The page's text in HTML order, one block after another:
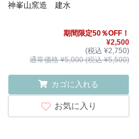
神峯山窯造 建水
期間限定50％OFF！
¥2,500
(税込 ¥2,750)
通常価格 ¥5,000 (税込 ¥5,500)
カゴに入れる
お気に入り